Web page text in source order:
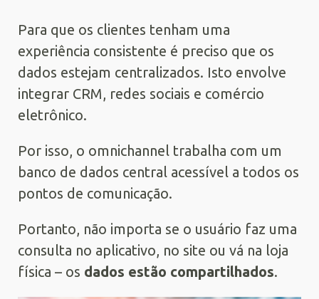
Para que os clientes tenham uma
experiência consistente é preciso que os
dados estejam centralizados. Isto envolve
integrar CRM, redes sociais e comércio
eletrônico.
Por isso, o omnichannel trabalha com um
banco de dados central acessível a todos os
pontos de comunicação.
Portanto, não importa se o usuário faz uma
consulta no aplicativo, no site ou vá na loja
física – os dados estão compartilhados.